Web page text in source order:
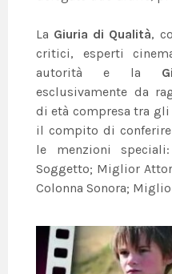
La Giuria di Qualità,
critici, esperti
autorità e la
esclusivamente da
di età compresa tra gli
il compito di
le menzioni
Soggetto; Miglior
Colonna Sonora;